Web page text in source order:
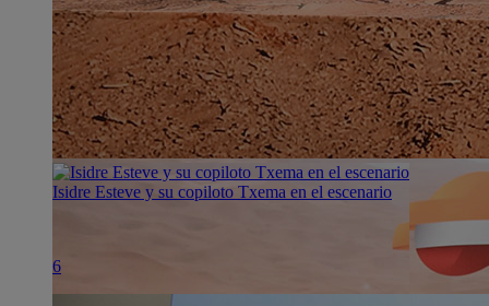
Isidre Esteve y su copiloto Txema en el escenario
6